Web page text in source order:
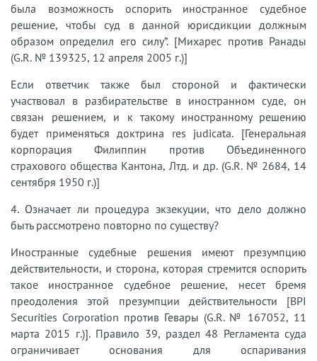
была возможность оспорить иностранное судебное
решение, чтобы суд в данной юрисдикции должным
образом определил его силу”. [Михарес против Ранады
(G.R. № 139325, 12 апреля 2005 г.)]
Если ответчик также был стороной и фактически
участвовал в разбирательстве в иностранном суде, он
связан решением, и к такому иностранному решению
будет применяться доктрина res judicata. [Генеральная
корпорация Филиппин против Объединенного
страхового общества Кантона, Лтд. и др. (G.R. № 2684, 14
сентября 1950 г.)]
4. Означает ли процедура экзекуции, что дело должно
быть рассмотрено повторно по существу?
Иностранные судебные решения имеют презумпцию
действительности, и сторона, которая стремится оспорить
такое иностранное судебное решение, несет бремя
преодоления этой презумпции действительности [BPI
Securities Corporation против Гевары (G.R. № 167052, 11
марта 2015 г.)]. Правило 39, раздел 48 Регламента суда
ограничивает основания для оспаривания